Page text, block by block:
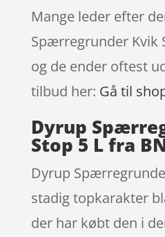
Mange leder efter
Spærregrunder Kvik
og de ender oftest
tilbud her: Gå til
Dyrup
Stop 5 L fra
Dyrup
stadig topkarakter
der har købt den i